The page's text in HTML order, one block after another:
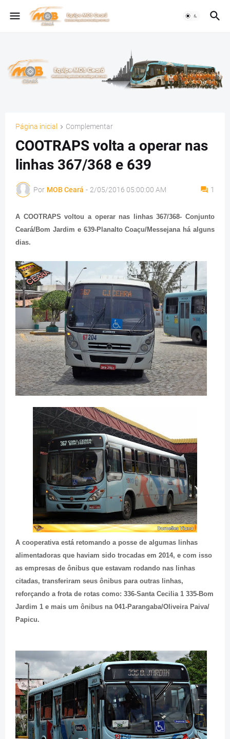
Página inicial Complementar
COOTRAPS volta a operar nas
linhas 367/368 e 639
Por MOB Ceará - 2/05/2016 05:00:00 AM 1
A COOTRAPS voltou a operar nas linhas 367/368- Conjunto
Ceará/Bom Jardim e 639-Planalto Coaçu/Messejana há alguns
dias.
A cooperativa está retomando a posse de algumas linhas
alimentadoras que haviam sido trocadas em 2014, e com isso
as empresas de ônibus que estavam rodando nas linhas
citadas, transferiram seus ônibus para outras linhas,
reforçando a frota de rotas como: 336-Santa Cecilia 1 335-Bom
Jardim 1 e mais um ônibus na 041-Parangaba/Oliveira Paiva/
Papicu.